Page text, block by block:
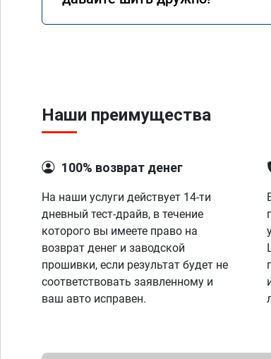
Наши преимущества
100% возврат денег
На наши услуги действует 14-ти
дневный тест-драйв, в течение
которого вы имеете право на
возврат денег и заводской
прошивки, если результат будет не
соответствовать заявленному и
ваш авто исправен.